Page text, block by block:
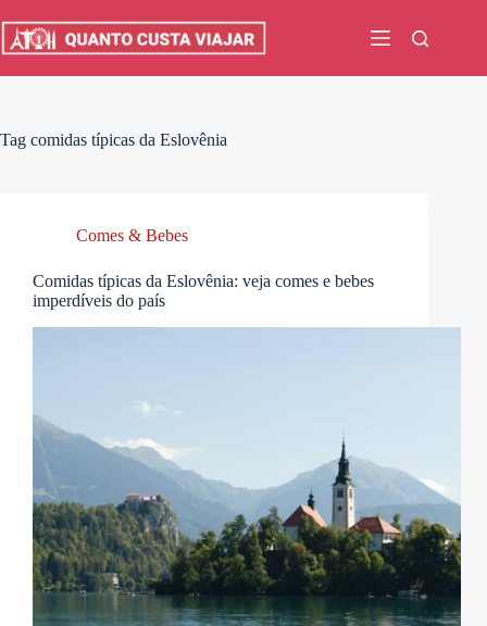
para
Tag comidas típicas da Eslovênia
Comes & Bebes
Comidas típicas da Eslovênia: veja comes e bebes
imperdíveis do país